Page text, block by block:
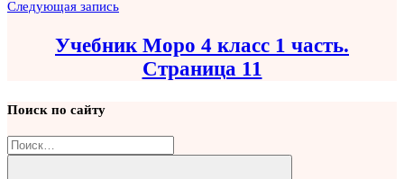
Следующая запись
Учебник Моро 4 класс 1 часть.
Страница 11
Поиск по сайту
Найти: